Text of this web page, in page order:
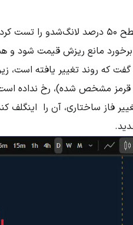
در تصویر دوم، می‌بینیم که قیمت پس از خروج از گره
برخورد مانع ریزش قیمت شود
که روند تغییر یافته است،
قرمز مشخص شده)، رخ نداده
فاز ساختاری، آن را اینگلف